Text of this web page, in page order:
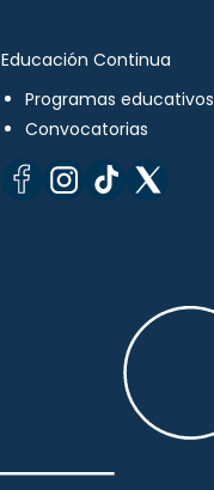
Educación Continua
Programas educativos
Convocatorias